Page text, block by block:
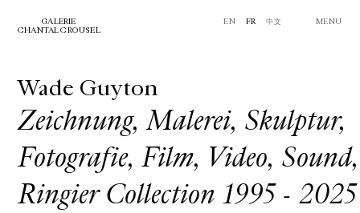
GALERIE
CHANTAL CROUSEL
EN FR 中文 MENU
Wade Guyton
Zeichnung, Malerei, Skulptur,
Fotografie, Film, Video, Sound,
Ringier Collection 1995 - 2025